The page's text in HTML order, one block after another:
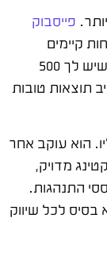
פייסבוק
קיימים
ולבקש מהמערכת למצוא אנשים דומים. כשיש לך 500
תוצאות טובות
הוא עוקב אחר
מדויק,
התנהגות.
בסיס לכל שיווק